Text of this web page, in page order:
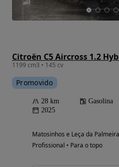
Citroën C5 Aircross 1.2
1199 cm3 • 145 cv
Promovido
28 km Gasolina
2025
Matosinhos e Leça da
Profissional • Para o topo